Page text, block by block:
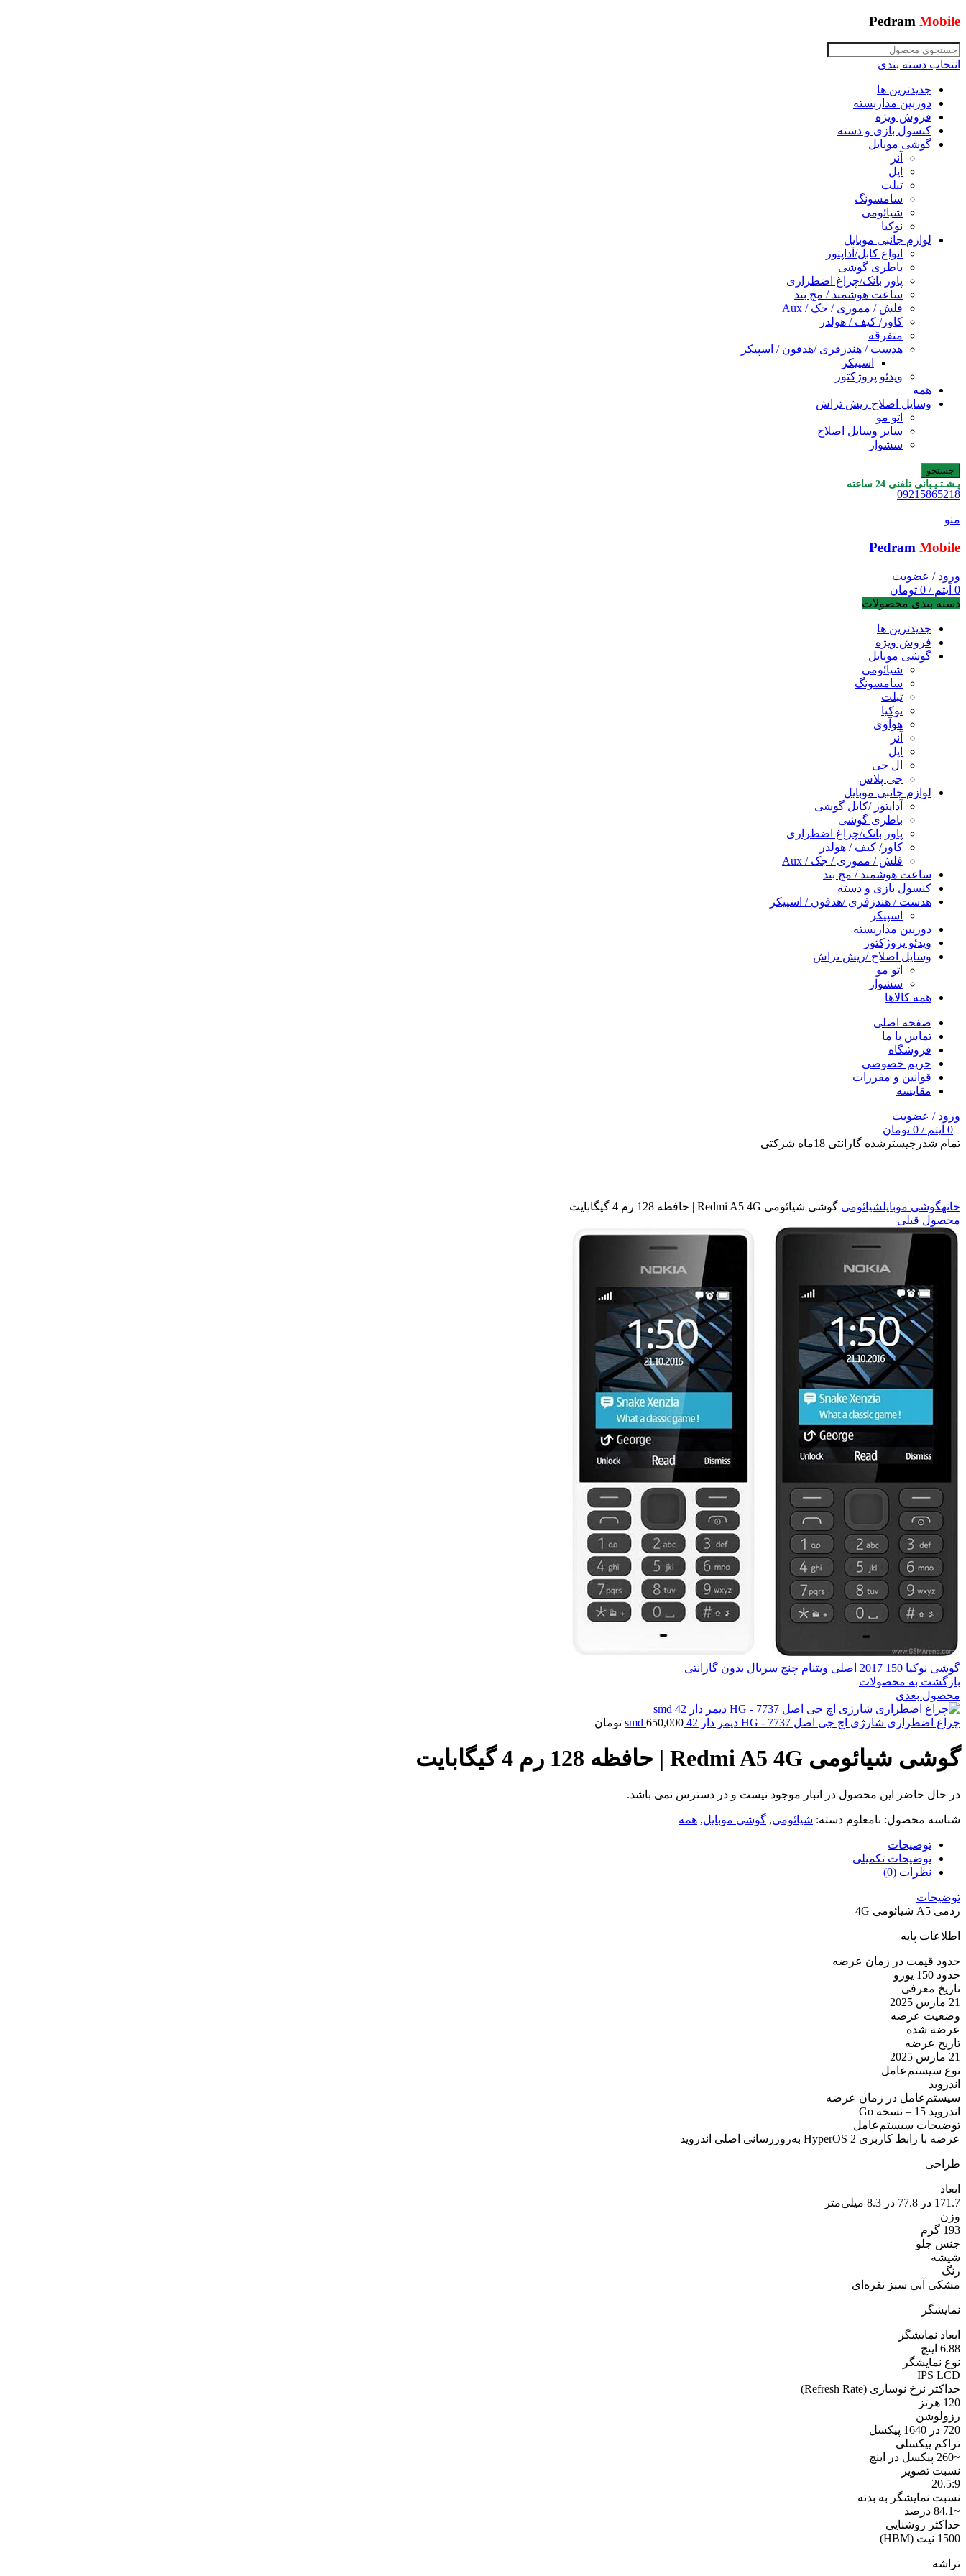
Pedram Mobile
انتخاب دسته بندی
جدیدترین ها
دوربین مداربسته
فروش ویژه
کنسول بازی و دسته
گوشی موبایل
آنر
اپل
تبلت
سامسونگ
شیائومی
نوکیا
لوازم جانبی موبایل
انواع کابل/آداپتور
باطری گوشی
پاور بانک/چراغ اضطراری
ساعت هوشمند / مچ بند
فلش / مموری / جک / Aux
کاور/ کیف / هولدر
متفرقه
هدست / هندزفری /هدفون / اسپیکر
اسپیکر
ویدئو پروژکتور
همه
وسایل اصلاح ریش تراش
اتو مو
سایر وسایل اصلاح
سشوار
جستجو
پـشـتـیـبانی تلفنی 24 ساعته
09215865218
منو
Pedram Mobile
ورود / عضویت
0 آیتم /
0 تومان
دسته بندی محصولات
جدیدترین ها
فروش ویژه
گوشی موبایل
شیائومی
سامسونگ
تبلت
نوکیا
هوآوی
آنر
اپل
ال جی
جی پلاس
لوازم جانبی موبایل
آداپتور /کابل گوشی
باطری گوشی
پاور بانک/چراغ اضطراری
کاور/ کیف / هولدر
فلش / مموری / جک / Aux
ساعت هوشمند / مچ بند
کنسول بازی و دسته
هدست / هندزفری /هدفون / اسپیکر
اسپیکر
دوربین مداربسته
ویدئو پروژکتور
وسایل اصلاح /ریش تراش
اتو مو
سشوار
همه کالاها
صفحه اصلی
تماس با ما
فروشگاه
حریم خصوصی
قوانین و مقررات
مقایسه
ورود / عضویت
0 آیتم /
0 تومان
تمام شدرجیسترشده گارانتی 18ماه شرکتی
خانهگوشی موبایلشیائومی گوشی شیائومی Redmi A5 4G | حافظه 128 رم 4 گیگابایت
محصول قبلی
گوشی نوکیا 150 2017 اصلی ویتنام چنج سریال بدون گارانتی
بازگشت به محصولات
محصول بعدی
چراغ اضطراری شارژی اچ جی اصل HG - 7737 دیمر دار 42 smd 650,000 تومان
گوشی شیائومی Redmi A5 4G | حافظه 128 رم 4 گیگابایت
در حال حاضر این محصول در انبار موجود نیست و در دسترس نمی باشد.
شناسه محصول: نامعلوم دسته: شیائومی, گوشی موبایل, همه
توضیحات
توضیحات تکمیلی
نظرات (0)
توضیحات
ردمی A5 شیائومی 4G
اطلاعات پایه
حدود قیمت در زمان عرضه
حدود 150 یورو
تاریخ معرفی
21 مارس 2025
وضعیت عرضه
عرضه شده
تاریخ عرضه
21 مارس 2025
نوع سیستم‌عامل
اندروید
سیستم‌عامل در زمان عرضه
اندروید 15 – نسخه Go
توضیحات سیستم‌عامل
عرضه با رابط کاربری HyperOS 2 به‌روزرسانی اصلی اندروید
طراحی
ابعاد
171.7 در 77.8 در 8.3 میلی‌متر
وزن
193 گرم
جنس جلو
شیشه
رنگ
مشکی آبی سبز نقره‌ای
نمایشگر
ابعاد نمایشگر
6.88 اینچ
نوع نمایشگر
IPS LCD
حداکثر نرخ نوسازی (Refresh Rate)
120 هرتز
رزولوشن
720 در 1640 پیکسل
تراکم پیکسلی
~260 پیکسل در اینچ
نسبت تصویر
20.5:9
نسبت نمایشگر به بدنه
~84.1 درصد
حداکثر روشنایی
1500 نیت (HBM)
تراشه